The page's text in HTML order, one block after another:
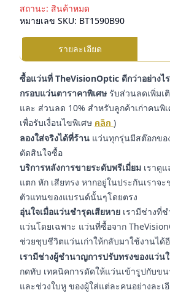
สถานะ: สินค้าหมด
หมายเลข SKU: BT1590B90
รายละเอียด
ซื้อแว่นที่ TheVisionOptic ดีกว่าอย่างไ
กรอบแว่นตาราคาพิเศษ รับส่วนลดเพิ่มเ
และ ส่วนลด 10% สำหรับลูกค้าเก่าคนพิ
เพื่อรับเงื่อนไขพิเศษ คลิก )
ลองใส่จริงได้ที่ร้าน แว่นทุกรุ่นมีสต๊อกขอ
ตัดสินใจซื้อ
บริการหลังการขายระดับพรีเมี่ยม เราดู
แตก หัก เสียทรง หากอยู่ในประกันเราจ
ตัวแทนของแบรนด์นั้นๆโดยตรง
อุ่นใจเมื่อแว่นชำรุดเสียหาย เรามีช่างที่
แว่นโดยเฉพาะ แว่นที่ซื้อจาก
ช่วยชุบชีวิตแว่นเก่าให้กลับมาใช้งานได้
เรามีช่างผู้ชำนาญการปรับทรงของแว่น
กดทับ เทคนิคการดัดให้แว่นเข้ารูปกับข
และช่วงใบหู ของผู้ใส่แต่ละคนอย่างละ